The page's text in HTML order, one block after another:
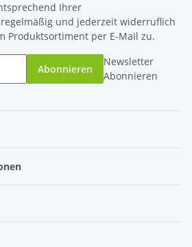
Ihrer
regelmäßig und jederzeit widerruflich
Produktsortiment per E-Mail zu.
Abonnieren
Newsletter
Abonnieren